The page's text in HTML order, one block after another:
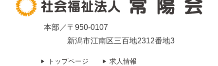
本部／〒950-0107
新潟市江南区三百地2312番地3
トップページ 求人情報